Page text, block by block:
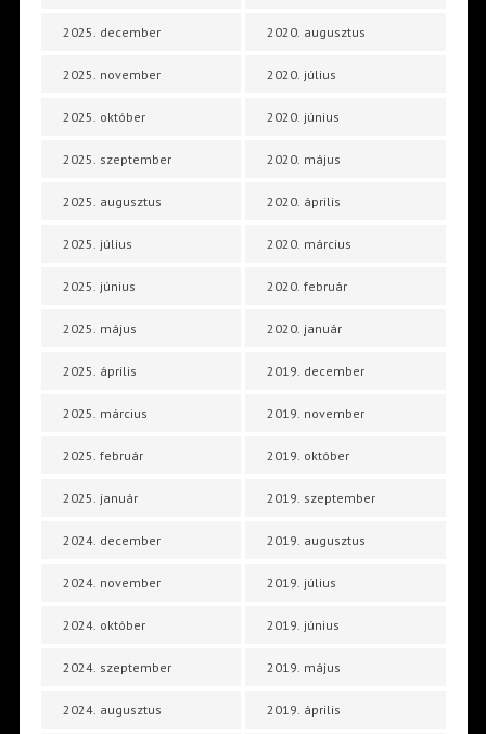
2025. december
2025. november
2025. október
2025. szeptember
2025. augusztus
2025. július
2025. június
2025. május
2025. április
2025. március
2025. február
2025. január
2024. december
2024. november
2024. október
2024. szeptember
2024. augusztus
2020. augusztus
2020. július
2020. június
2020. május
2020. április
2020. március
2020. február
2020. január
2019. december
2019. november
2019. október
2019. szeptember
2019. augusztus
2019. július
2019. június
2019. május
2019. április